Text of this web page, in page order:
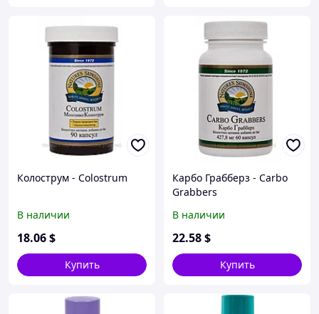
Колострум - Colostrum
В наличии
18.06$
Купить
Карбо Грабберз - Carbo
Grabbers
В наличии
22.58$
Купить